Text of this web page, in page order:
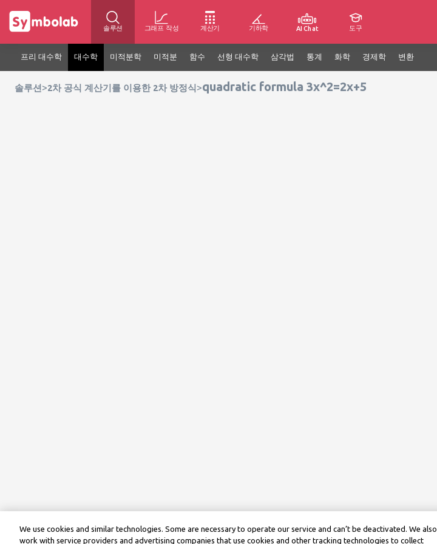
솔루션 그래프 작성 계산기 기하학 AI Chat 도구
프리 대수학 대수학 미적분학 미적분 함수 선형 대수학 삼각법 통계 화학 경제학 변환
솔루션 >2차 공식 계산기를 이용한 2차 방정식>quadratic formula 3x^2=2x+5
We use cookies and similar technologies. Some are necessary to operate our service and can’t be deactivated. We also
work with service providers and advertising companies that use cookies and other tracking technologies to collect